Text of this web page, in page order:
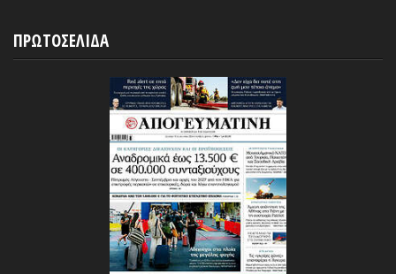
ΠΡΩΤΟΣΕΛΙΔΑ